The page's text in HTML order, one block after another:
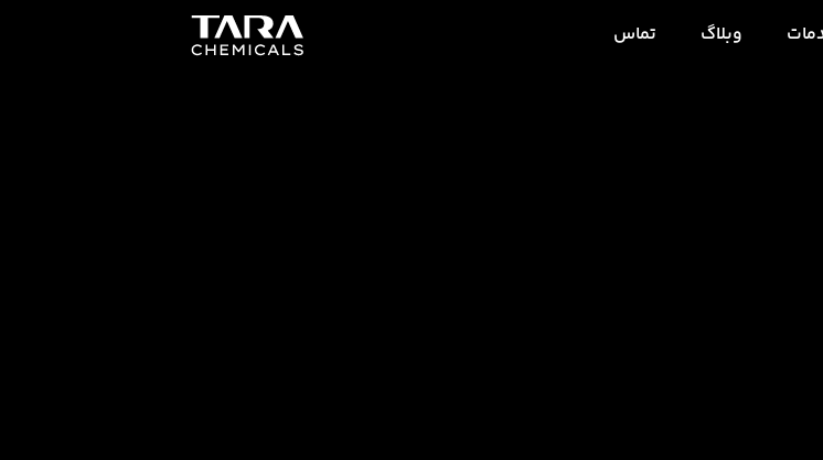
وبلاگ تماس